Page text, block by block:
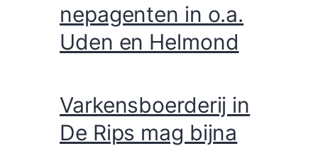
nepagenten in o.a.
Uden en Helmond
Varkensboerderij in
De Rips mag bijna